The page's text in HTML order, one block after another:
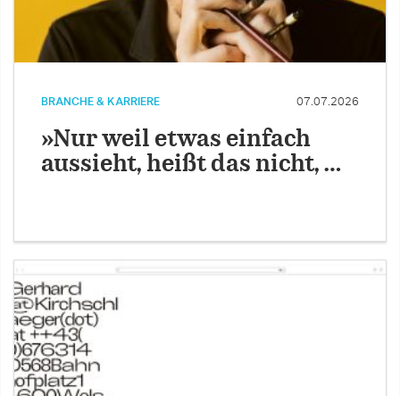
BRANCHE & KARRIERE 07.07.2026
»Nur weil etwas einfach
aussieht, heißt das nicht, …